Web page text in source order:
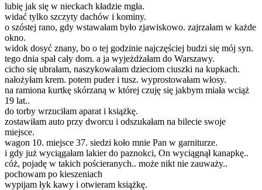
lubię jak się w nieckach kładzie mgła.
widać tylko szczyty dachów i kominy.
o szóstej rano, gdy wstawałam było zjawiskowo. zajrzałam w każde
okno.
widok dosyć znany, bo o tej godzinie najczęściej budzi się mój syn.
tego dnia spał cały dom. a ja wyjeżdżałam do Warszawy.
cicho się ubrałam, naszykowałam dzieciom ciuszki na kupkach.
nałożyłam krem. potem puder i tusz. wyprostowałam włosy.
na ramiona kurtkę skórzaną w której czuję się jakbym miała wciąż
19 lat..
do torby wrzuciłam aparat i książkę.
zostawiłam auto przy dworcu i odszukałam na bilecie swoje
miejsce.
wagon 10. miejsce 37. siedzi koło mnie Pan w garniturze.
i gdy już wyciągałam lakier do paznokci, On wyciągnął kanapkę..
cóż, pojadę w takich pościeranych.. może nikt nie zauważy..
pochowam po kieszeniach
wypijam łyk kawy i otwieram książkę.